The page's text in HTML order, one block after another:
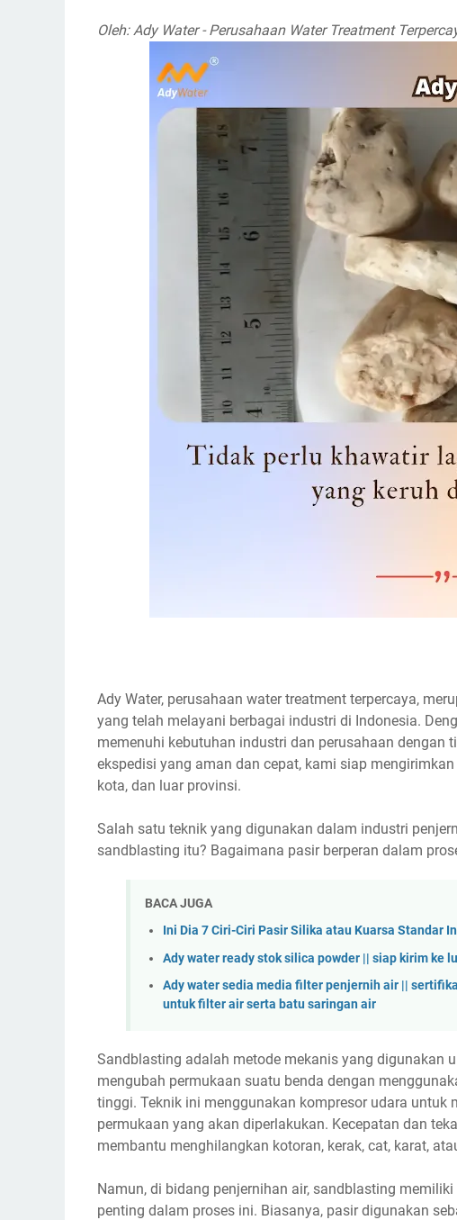
Oleh: Ady Water - Perusahaan Water Treatment
Ady Water, perusahaan water treatment terpercaya,
yang telah melayani berbagai industri di Indonesia.
memenuhi kebutuhan industri dan perusahaan dengan
ekspedisi yang aman dan cepat, kami siap
kota, dan luar provinsi.
Salah satu teknik yang digunakan dalam industri
sandblasting itu? Bagaimana pasir berperan dalam
BACA JUGA
Ini Dia 7 Ciri-Ciri Pasir Silika atau Kuarsa Standar
Ady water ready stok silica powder || siap kirim ke
Ady water sedia media filter penjernih air ||
untuk filter air serta batu saringan air
Sandblasting adalah metode mekanis yang digunakan
mengubah permukaan suatu benda dengan
tinggi. Teknik ini menggunakan kompresor udara
permukaan yang akan diperlakukan. Kecepatan dan
membantu menghilangkan kotoran, kerak, cat, karat,
Namun, di bidang penjernihan air, sandblasting
penting dalam proses ini. Biasanya, pasir digunakan